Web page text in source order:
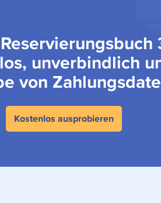
unverbindlich
von
Kostenlos ausprobieren